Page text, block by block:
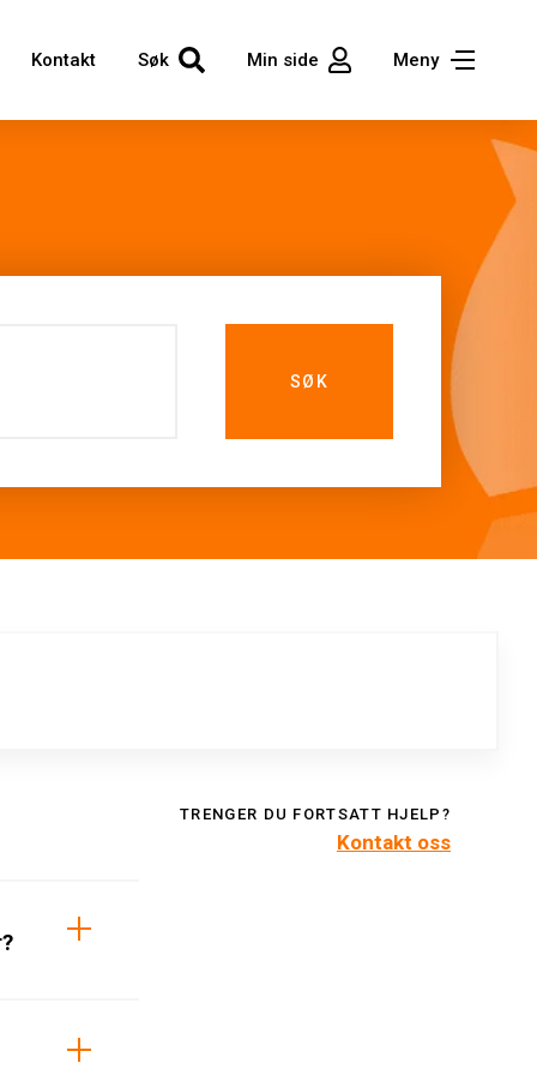
Kontakt Søk Min side Meny
SØK
TRENGER DU FORTSATT HJELP?
Kontakt oss